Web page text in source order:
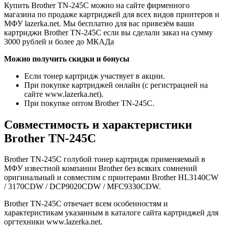
Купить Brother TN-245C можно на сайте фирменного
магазина по продаже картриджей для всех видов принтеров и
МФУ lazerka.net. Мы бесплатно для вас привезём ваши
картриджи Brother TN-245C если вы сделали заказ на сумму
3000 рублей и более до МКАДа
Можно получить скидки и бонусы
Если тонер картридж участвует в акции.
При покупке картриджей онлайн (с регистрацией на
сайте www.lazerka.net).
При покупке оптом Brother TN-245C.
Совместимость и характеристики
Brother TN-245C
Brother TN-245C голубой тонер картридж применяемый в
МФУ известной компании Brother без всяких сомнений
оригинальный и совместим с принтерами Brother HL3140CW
/ 3170СDW / DCP9020CDW / MFC9330CDW.
Brother TN-245C отвечает всем особенностям и
характеристикам указанным в каталоге сайта картриджей для
оргтехники www.lazerka.net.